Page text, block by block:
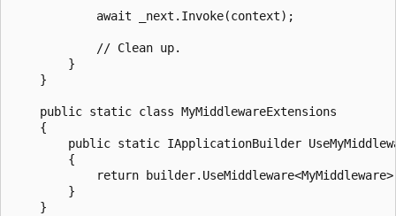
            await _next.Invoke(context);
            // Clean up.
        }
    }
    public static class MyMiddlewareExtensions
    {
public static IApplicationBuilder
        {
return
        }
    }